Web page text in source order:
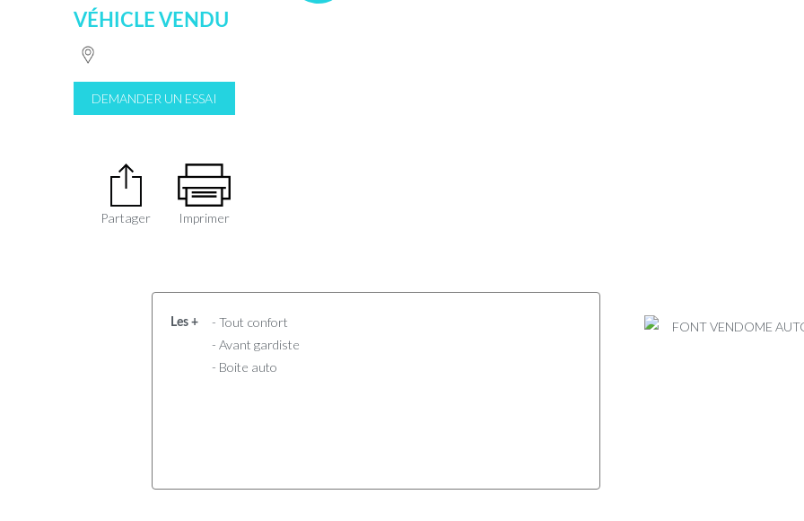
VÉHICLE VENDU
DEMANDER UN ESSAI
Partager Imprimer
Les +
- Tout confort
- Avant gardiste
- Boite auto